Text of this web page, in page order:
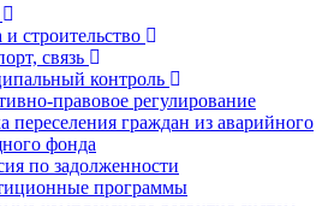
строительство
связь
контроль
правовое регулирование
переселения граждан из аварийного
фонда
по задолженности
программы